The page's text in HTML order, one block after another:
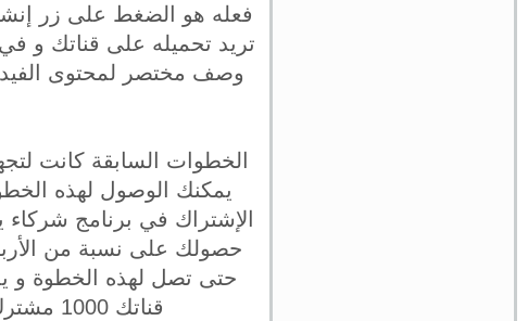
فعله هو الضغط على زر إنشاء
تريد تحميله على قناتك و في
وصف مختصر لمحتوى
الخطوات السابقة كانت
يمكنك الوصول لهذه
الإشتراك في برنامج
حصولك على نسبة من
حتى تصل لهذه الخطوة و
قناتك 1000 مشترك على الأقل، و عدد ساعات المشاهدة لا تقل عن 4000 ساعة.